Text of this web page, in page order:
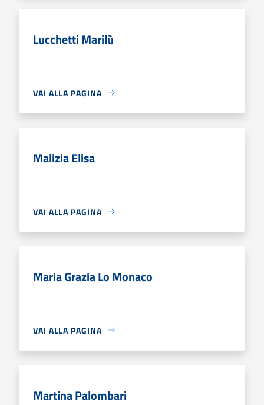
Lucchetti Marilù
VAI ALLA PAGINA
Malizia Elisa
VAI ALLA PAGINA
Maria Grazia Lo Monaco
VAI ALLA PAGINA
Martina Palombari